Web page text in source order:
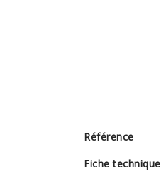
Référence
Fiche technique